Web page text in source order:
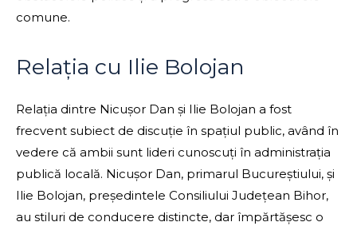
comune.
Relația cu Ilie Bolojan
Relația dintre Nicușor Dan și Ilie Bolojan a fost
frecvent subiect de discuție în spațiul public, având în
vedere că ambii sunt lideri cunoscuți în administrația
publică locală. Nicușor Dan, primarul Bucureștiului, și
Ilie Bolojan, președintele Consiliului Județean Bihor,
au stiluri de conducere distincte, dar împărtășesc o